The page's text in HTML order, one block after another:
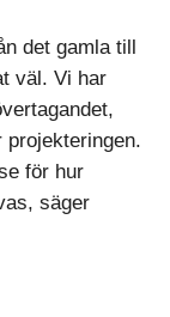
det gamla till
väl. Vi har
projekteringen.
för hur
säger